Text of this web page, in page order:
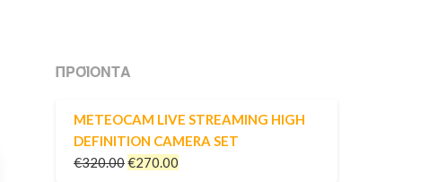
ΠΡΟΪΌΝΤΑ
METEOCAM LIVE STREAMING HIGH
DEFINITION CAMERA SET
€320.00€270.00